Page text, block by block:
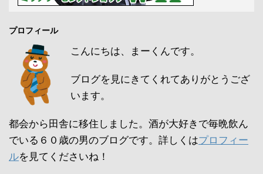
プロフィール
こんにちは、まーくんです。
ブログを見にきてくれてありがとうござ
います。
都会から田舎に移住しました。酒が大好きで毎晩飲ん
でいる６０歳の男のブログです。詳しくはプロフィー
ルを見てくださいね！